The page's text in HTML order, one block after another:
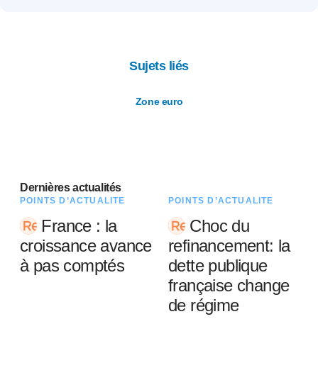
Sujets liés
Zone euro
Dernières actualités
POINTS D’ACTUALITÉ
France : la
croissance avance
à pas comptés
POINTS D’ACTUALITÉ
Choc du
refinancement: la
dette publique
française change
de régime